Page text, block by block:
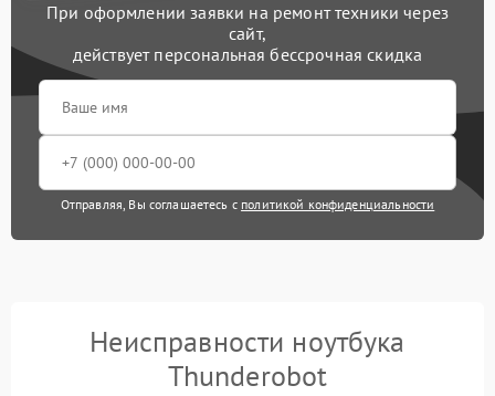
При оформлении заявки на ремонт техники через
сайт,
действует персональная бессрочная скидка
Отправляя, Вы соглашаетесь с политикой конфиденциальности
Неисправности ноутбука
Thunderobot